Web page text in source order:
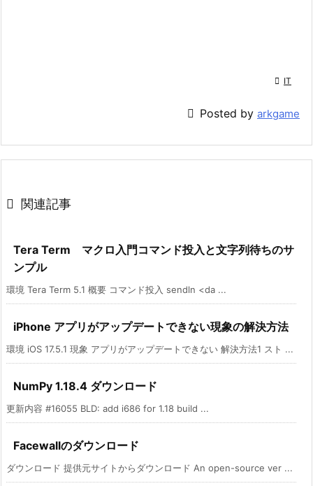
 IT
 Posted by arkgame
 関連記事
Tera Term マクロ入門コマンド投入と文字列待ちのサ
ンプル
環境 Tera Term 5.1 概要 コマンド投入 sendln <da ...
iPhone アプリがアップデートできない現象の解決方法
環境 iOS 17.5.1 現象 アプリがアップデートできない 解決方法1 スト ...
NumPy 1.18.4 ダウンロード
更新内容 #16055 BLD: add i686 for 1.18 build ...
Facewallのダウンロード
ダウンロード 提供元サイトからダウンロード An open-source ver ...